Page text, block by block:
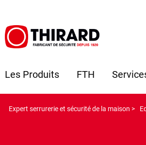
Les Produits FTH
Expert serrurerie et sécurité de la maison >